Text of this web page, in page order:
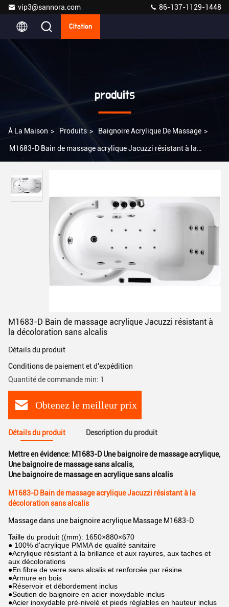
vip3@sannora.com 86-137-1129-1448
Citation
produits
À La Maison > Produits > Baignoire Acrylique De Massage >
M1683-D Bain de massage acrylique Jacuzzi résistant à la
M1683-D Bain de massage acrylique Jacuzzi résistant à
la décoloration sans alcalis
Détails du produit
Conditions de paiement et d'expédition
Quantité de commande min: 1
Obtenez le meilleur prix
Détails du produit Description du produit
Mettre en évidence: M1683-D Une baignoire de massage acrylique,
Une baignoire de massage sans alcalis,
Une baignoire de massage en acrylique sans alcalis
M1683-D Bain de massage acrylique Jacuzzi résistant à la
décoloration sans alcalis
Massage dans une baignoire acrylique Massage M1683-D
Taille du produit ((mm): 1650×880×670
● 100% d'acrylique PMMA de qualité sanitaire
●Acrylique résistant à la brillance et aux rayures, aux taches et
aux décolorations
●En fibre de verre sans alcalis et renforcée par résine
●Armure en bois
●Réservoir et débordement inclus
●Soutien de baignoire en acier inoxydable inclus
●Acier inoxydable pré-nivelé et pieds réglables en hauteur inclus